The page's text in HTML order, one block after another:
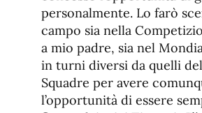
personalmente. Lo farò
campo sia nella
a mio padre, sia nel
in turni diversi da quelli
Squadre per avere
l’opportunità di essere